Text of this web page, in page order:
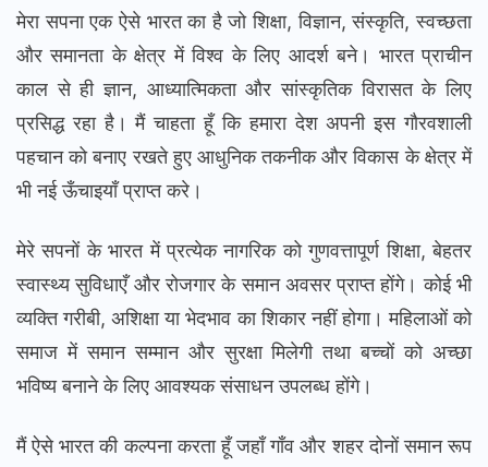
मेरा सपना एक ऐसे भारत का है जो शिक्षा, विज्ञान, संस्कृति, स्वच्छता
और समानता के क्षेत्र में विश्व के लिए आदर्श बने। भारत प्राचीन
काल से ही ज्ञान, आध्यात्मिकता और सांस्कृतिक विरासत के लिए
प्रसिद्ध रहा है। मैं चाहता हूँ कि हमारा देश अपनी इस गौरवशाली
पहचान को बनाए रखते हुए आधुनिक तकनीक और विकास के क्षेत्र में
भी नई ऊँचाइयाँ प्राप्त करे।
मेरे सपनों के भारत में प्रत्येक नागरिक को गुणवत्तापूर्ण शिक्षा, बेहतर
स्वास्थ्य सुविधाएँ और रोजगार के समान अवसर प्राप्त होंगे। कोई भी
व्यक्ति गरीबी, अशिक्षा या भेदभाव का शिकार नहीं होगा। महिलाओं को
समाज में समान सम्मान और सुरक्षा मिलेगी तथा बच्चों को अच्छा
भविष्य बनाने के लिए आवश्यक संसाधन उपलब्ध होंगे।
मैं ऐसे भारत की कल्पना करता हूँ जहाँ गाँव और शहर दोनों समान रूप